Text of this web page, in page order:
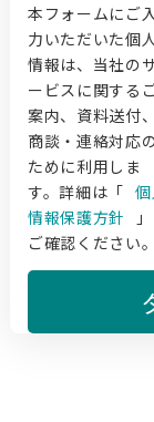
本フォームにご入
力いただいた個人
情報は、当社の
ービスに関する
案内、資料送付、
商談・連絡対応
ために利用しま
す。詳細は「 個
情報保護方針
ご確認ください。